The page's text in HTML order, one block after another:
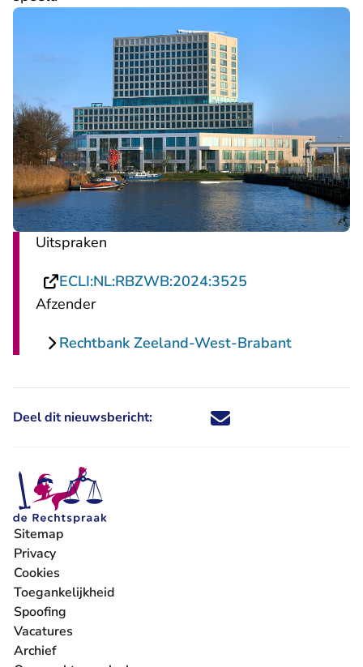
Uitspraken
ECLI:NL:RBZWB:2024:3525
Afzender
Rechtbank Zeeland-West-Brabant
Deel dit nieuwsbericht: Deel dit nieuwsbericht via X -
Deel dit nieuwsbericht via
Deel dit nieuwsbericht
Deel dit
Sitemap
Privacy
Cookies
Toegankelijkheid
Spoofing
Vacatures
- U verlaat Rechtspraak.nl
Archief